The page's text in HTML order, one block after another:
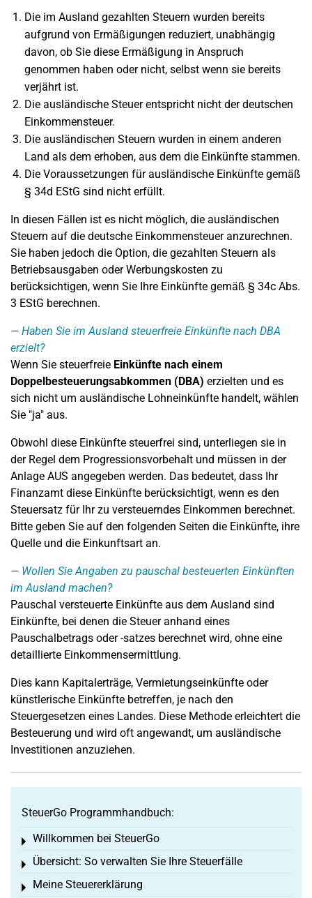
Die im Ausland gezahlten Steuern wurden bereits
aufgrund von Ermäßigungen reduziert, unabhängig
davon, ob Sie diese Ermäßigung in Anspruch
genommen haben oder nicht, selbst wenn sie bereits
verjährt ist.
Die ausländische Steuer entspricht nicht der deutschen
Einkommensteuer.
Die ausländischen Steuern wurden in einem anderen
Land als dem erhoben, aus dem die Einkünfte stammen.
Die Voraussetzungen für ausländische Einkünfte gemäß
§ 34d EStG sind nicht erfüllt.
In diesen Fällen ist es nicht möglich, die ausländischen
Steuern auf die deutsche Einkommensteuer anzurechnen.
Sie haben jedoch die Option, die gezahlten Steuern als
Betriebsausgaben oder Werbungskosten zu
berücksichtigen, wenn Sie Ihre Einkünfte gemäß § 34c Abs.
3 EStG berechnen.
Haben Sie im Ausland steuerfreie Einkünfte nach DBA
erzielt?
Wenn Sie steuerfreie Einkünfte nach einem
Doppelbesteuerungsabkommen (DBA) erzielten und es
sich nicht um ausländische Lohneinkünfte handelt, wählen
Sie "ja" aus.
Obwohl diese Einkünfte steuerfrei sind, unterliegen sie in
der Regel dem Progressionsvorbehalt und müssen in der
Anlage AUS angegeben werden. Das bedeutet, dass Ihr
Finanzamt diese Einkünfte berücksichtigt, wenn es den
Steuersatz für Ihr zu versteuerndes Einkommen berechnet.
Bitte geben Sie auf den folgenden Seiten die Einkünfte, ihre
Quelle und die Einkunftsart an.
Wollen Sie Angaben zu pauschal besteuerten Einkünften
im Ausland machen?
Pauschal versteuerte Einkünfte aus dem Ausland sind
Einkünfte, bei denen die Steuer anhand eines
Pauschalbetrags oder -satzes berechnet wird, ohne eine
detaillierte Einkommensermittlung.
Dies kann Kapitalerträge, Vermietungseinkünfte oder
künstlerische Einkünfte betreffen, je nach den
Steuergesetzen eines Landes. Diese Methode erleichtert die
Besteuerung und wird oft angewandt, um ausländische
Investitionen anzuziehen.
SteuerGo Programmhandbuch:
Willkommen bei SteuerGo
Toggle menu
Übersicht: So verwalten Sie Ihre Steuerfälle
Toggle menu
Meine Steuererklärung
Toggle menu